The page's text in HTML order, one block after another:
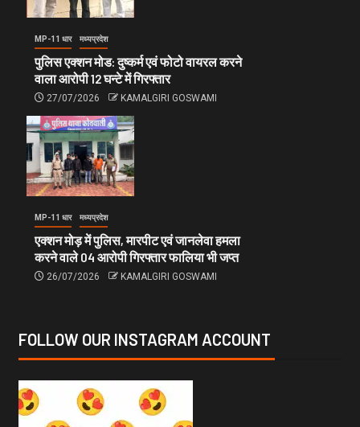
MP-11 धार मध्यप्रदेश
पुलिस एक्शन मोड: दुष्कर्म एवं फोटो वायरल करने
वाला आरोपी 12 घन्टे में गिरफ्तार
27/07/2026 KAMALGIRI GOSWAMI
MP-11 धार मध्यप्रदेश
एक्शन मोड़ में पुलिस, मारपीट एवं जानलेवा हमला
करने वाले 04 आरोपी गिरफ्तार फालिया भी जप्त
26/07/2026 KAMALGIRI GOSWAMI
FOLLOW OUR INSTAGRAM ACCOUNT